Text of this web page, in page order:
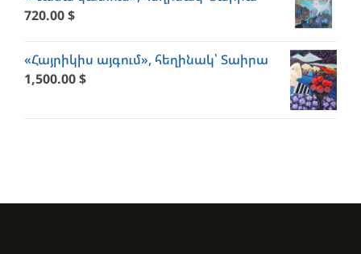
720.00$
«Հայրիկիս այգում», հեղինակ՝ Տաիրա
1,500.00$